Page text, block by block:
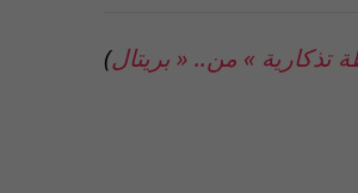
تذكارية » من.. « بريتال